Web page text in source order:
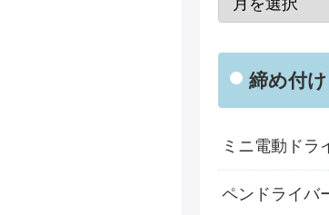
締め付
ミニ電動ドラ
ペンドライバ